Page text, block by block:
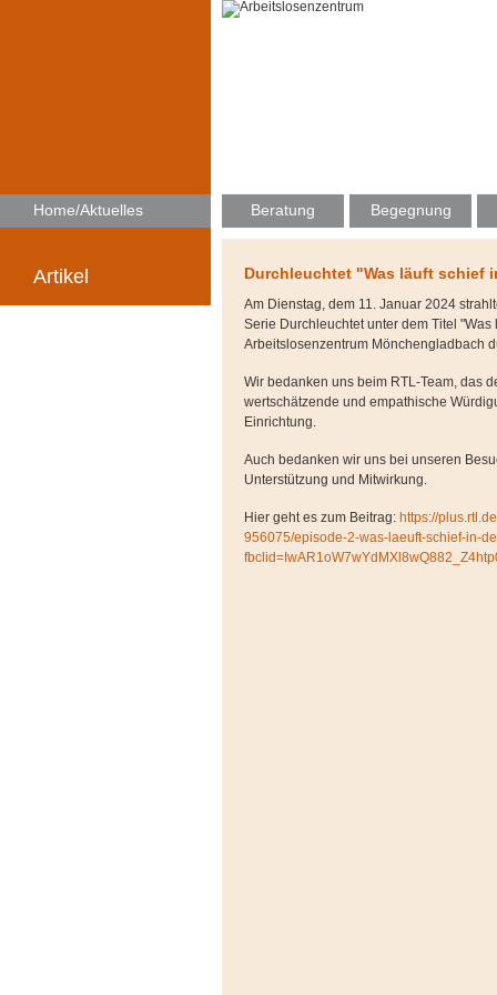
Artikel
Home/Aktuelles Beratung Begegnung
Durchleuchtet "Was läuft schief
Am Dienstag, dem 11. Januar 2024
Serie Durchleuchtet unter dem Titel
Arbeitslosenzentrum Mönchengladbach
Wir bedanken uns beim RTL-Team, das
wertschätzende und empathische
Einrichtung.
Auch bedanken wir uns bei unseren
Unterstützung und Mitwirkung.
Hier geht es zum Beitrag: https://
956075/episode-2-was-laeuft-schief-in-